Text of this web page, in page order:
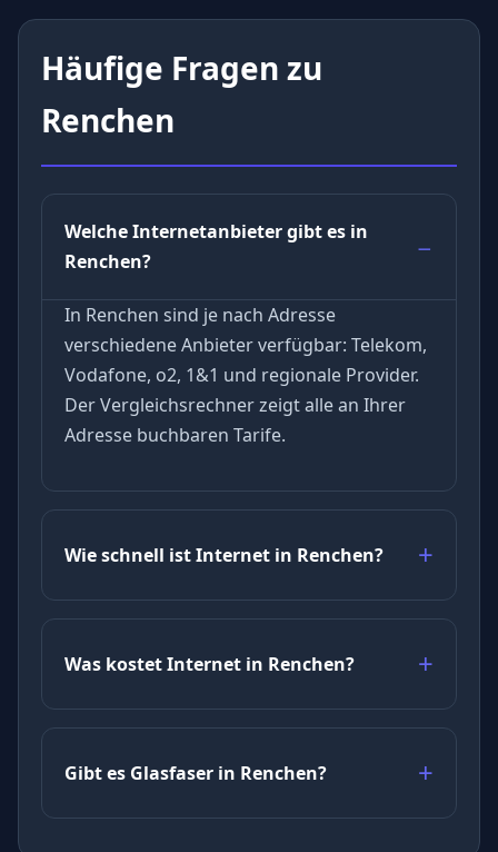
Häufige Fragen zu
Renchen
Welche Internetanbieter gibt es in
Renchen?
In Renchen sind je nach Adresse
verschiedene Anbieter verfügbar: Telekom,
Vodafone, o2, 1&1 und regionale Provider.
Der Vergleichsrechner zeigt alle an Ihrer
Adresse buchbaren Tarife.
Wie schnell ist Internet in Renchen?
Was kostet Internet in Renchen?
Gibt es Glasfaser in Renchen?